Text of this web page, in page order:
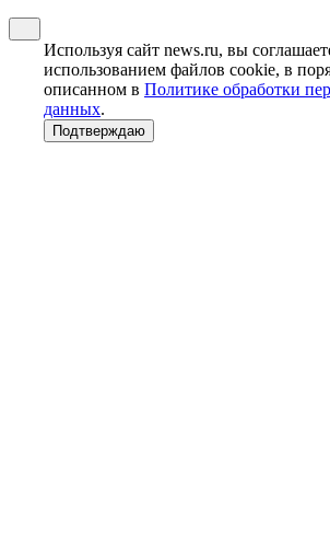
Используя сайт news.ru, вы
использованием файлов cookie, в
описанном в Политике обработки
данных.
Подтверждаю